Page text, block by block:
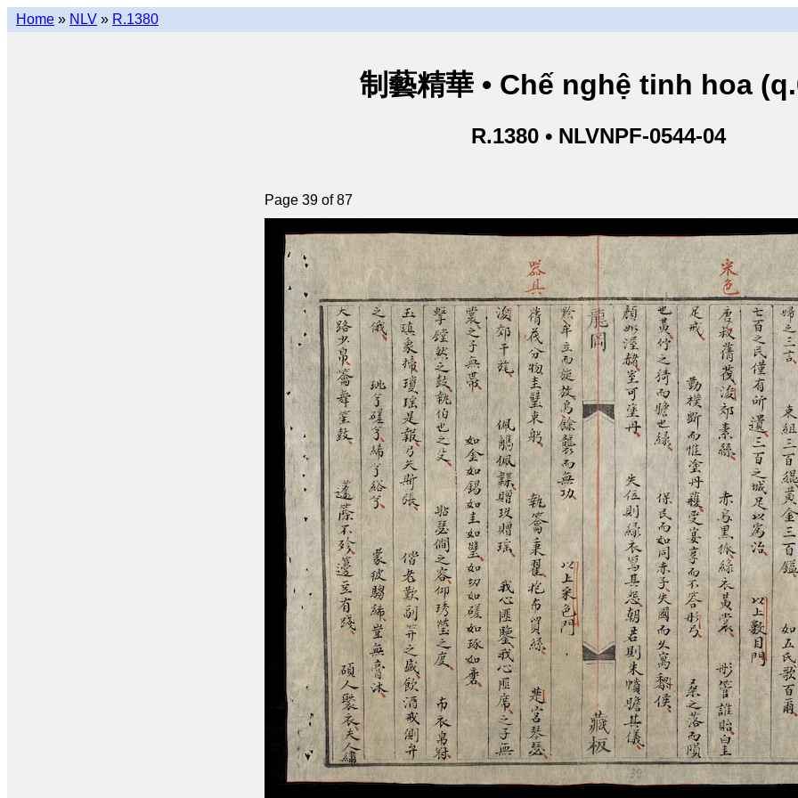
Home » NLV » R.1380
制藝精華 • Chế nghệ tinh hoa
R.1380 • NLVNPF-0544-04
Page 39 of 87